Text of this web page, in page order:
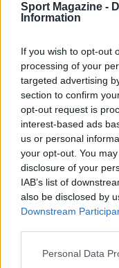
Sport Magazine -
Information
If you wish to opt-out
processing of your
targeted advertising
section to confirm
opt-out request is
interest-based ads
us or personal
your opt-out. You
disclosure of your
IAB’s list of
also be disclosed by
Downstream
Please note that this
Personal Data
Ilaria
coordina
sul
partita